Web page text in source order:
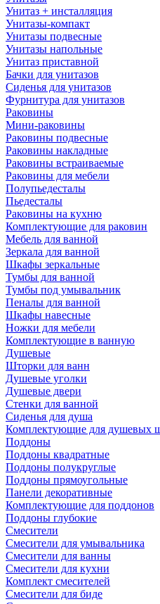
Унитаз + инсталляция
Унитазы-компакт
Унитазы подвесные
Унитазы напольные
Унитаз приставной
Бачки для унитазов
Сиденья для унитазов
Фурнитура для унитазов
Раковины
Мини-раковины
Раковины подвесные
Раковины накладные
Раковины встраиваемые
Раковины для мебели
Полупьедесталы
Пьедесталы
Раковины на кухню
Комплектующие для раковин
Мебель для ванной
Зеркала для ванной
Шкафы зеркальные
Тумбы для ванной
Тумбы под умывальник
Пеналы для ванной
Шкафы навесные
Ножки для мебели
Комплектующие в ванную
Душевые
Шторки для ванн
Душевые уголки
Душевые двери
Стенки для ванной
Сиденья для душа
Комплектующие для душевых
Поддоны
Поддоны квадратные
Поддоны полукруглые
Поддоны прямоугольные
Панели декоративные
Комплектующие для поддонов
Поддоны глубокие
Смесители
Смесители для умывальника
Смесители для ванны
Смесители для кухни
Комплект смесителей
Смесители для биде